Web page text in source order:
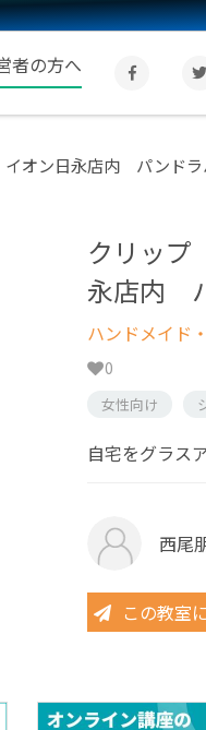
者の方へ
オン日永店内 パンドラ
クリップ
永店内
ハンドメイド
0
女性向け
自宅をグラス
西尾
この教室